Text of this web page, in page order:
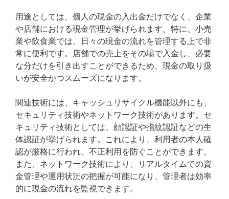
用途としては、個人の現金の入出金だけでなく、企業
や店舗における現金管理が挙げられます。特に、小売
業や飲食業では、日々の現金の流れを管理する上で非
常に便利です。店舗での売上をその場で入金し、必要
な分だけを引き出すことができるため、現金の取り扱
いが安全かつスムーズになります。
関連技術には、キャッシュリサイクル機能以外にも、
セキュリティ技術やネットワーク技術があります。セ
キュリティ技術としては、顔認証や指紋認証などの生
体認証が挙げられます。これにより、利用者の本人確
認が厳格に行われ、不正利用を防ぐことができます。
また、ネットワーク技術により、リアルタイムでの資
金管理や運用状況の把握が可能になり、管理者は効率
的に現金の流れを監視できます。